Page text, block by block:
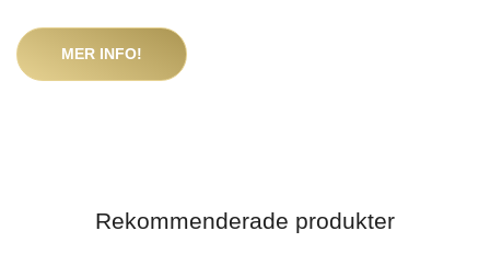
MER INFO!
Rekommenderade produkter